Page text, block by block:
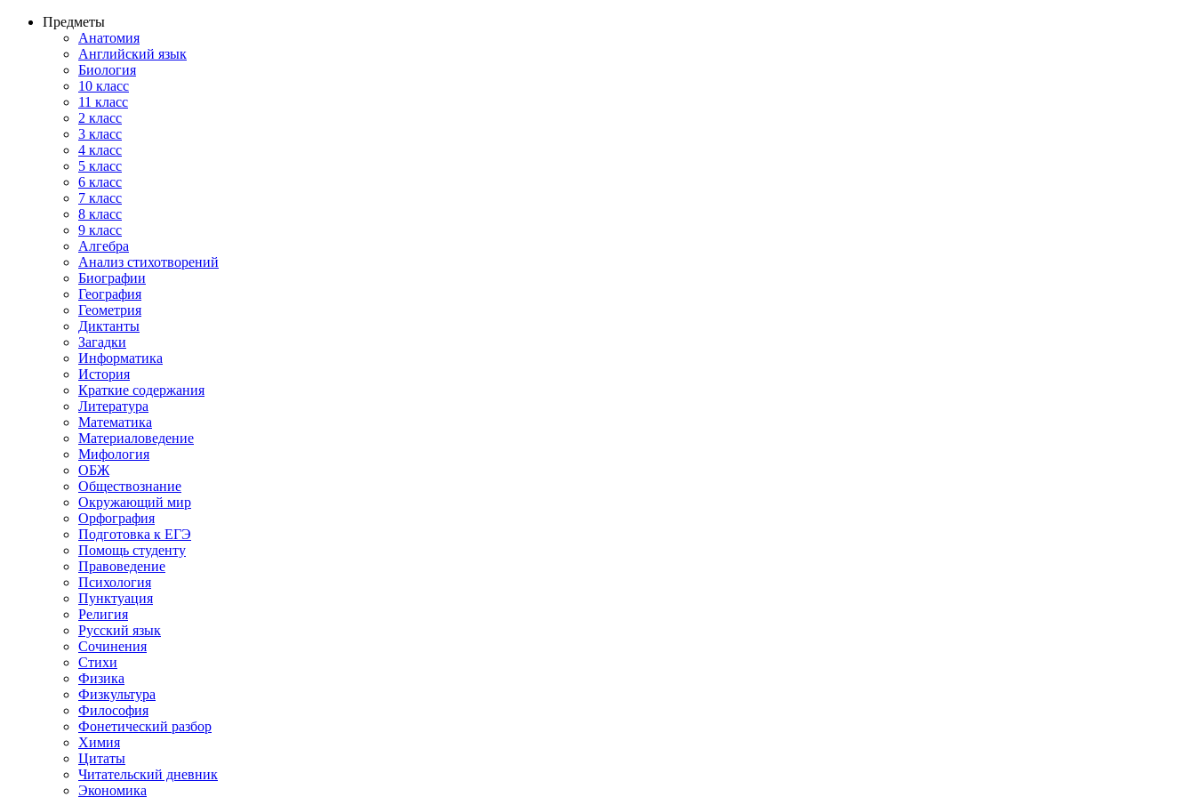
Предметы
Анатомия
Английский язык
Биология
10 класс
11 класс
2 класс
3 класс
4 класс
5 класс
6 класс
7 класс
8 класс
9 класс
Алгебра
Анализ стихотворений
Биографии
География
Геометрия
Диктанты
Загадки
Информатика
История
Краткие содержания
Литература
Математика
Материаловедение
Мифология
ОБЖ
Обществознание
Окружающий мир
Орфография
Подготовка к ЕГЭ
Помощь студенту
Правоведение
Психология
Пунктуация
Религия
Русский язык
Сочинения
Стихи
Физика
Физкультура
Философия
Фонетический разбор
Химия
Цитаты
Читательский дневник
Экономика